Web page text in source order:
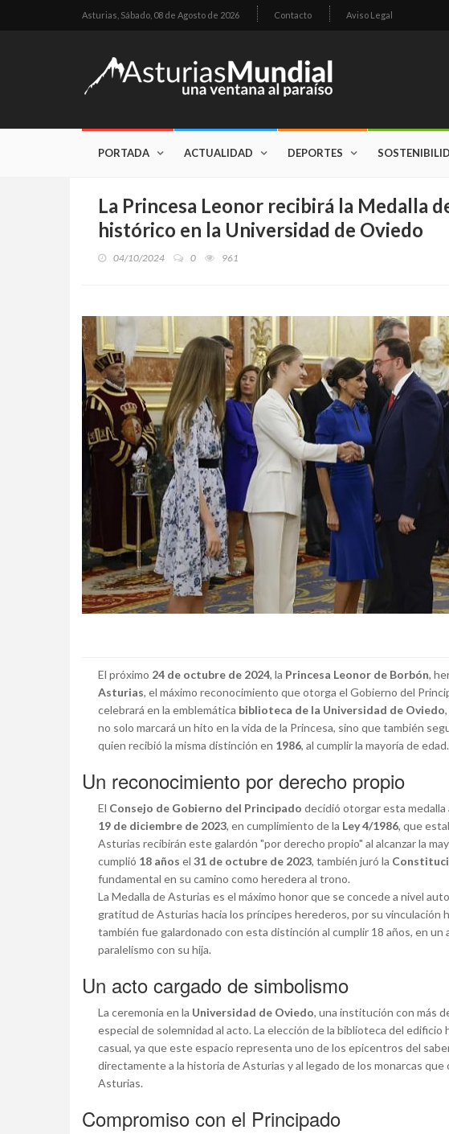
Asturias, Sábado, 08 de Agosto de 2026 Contacto Aviso Legal
PORTADA ACTUALIDAD DEPORTES
La Princesa Leonor recibirá la Medalla
histórico en la Universidad de Oviedo
04/10/2024 0 961
El próximo 24 de octubre de 2024, la Princesa Leonor de Borbón,
Asturias, el máximo reconocimiento que otorga el Gobierno del
celebrará en la emblemática biblioteca de la Universidad de Oviedo
no solo marcará un hito en la vida de la Princesa, sino que también
quien recibió la misma distinción en 1986, al cumplir la mayoría de edad.
Un reconocimiento por derecho propio
El Consejo de Gobierno del Principado decidió otorgar esta
19 de diciembre de 2023, en cumplimiento de la Ley 4/1986, que
Asturias recibirán este galardón "por derecho propio" al alcanzar la
cumplió 18 años el 31 de octubre de 2023, también juró la
fundamental en su camino como heredera al trono.
La Medalla de Asturias es el máximo honor que se concede a nivel
gratitud de Asturias hacia los príncipes herederos, por su vinculación
también fue galardonado con esta distinción al cumplir 18 años, en
paralelismo con su hija.
Un acto cargado de simbolismo
La ceremonia en la Universidad de Oviedo, una institución con más
especial de solemnidad al acto. La elección de la biblioteca del edificio
casual, ya que este espacio representa uno de los epicentros del
directamente a la historia de Asturias y al legado de los monarcas
Asturias.
Compromiso con el Principado